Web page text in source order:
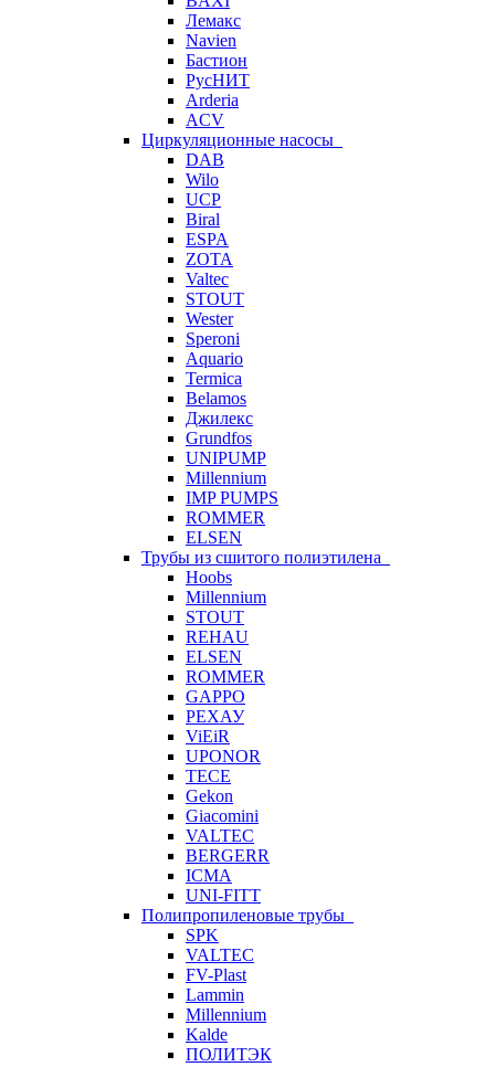
Лемакс
Navien
Бастион
РусНИТ
Arderia
ACV
Циркуляционные насосы
DAB
Wilo
UCP
Biral
ESPA
ZOTA
Valtec
STOUT
Wester
Speroni
Aquario
Termica
Belamos
Джилекс
Grundfos
UNIPUMP
Millennium
IMP PUMPS
ROMMER
ELSEN
Трубы из сшитого полиэтилена
Hoobs
Millennium
STOUT
REHAU
ELSEN
ROMMER
GAPPO
РЕХАУ
ViEiR
UPONOR
TECE
Gekon
Giacomini
VALTEC
BERGERR
ICMA
UNI-FITT
Полипропиленовые трубы
SPK
VALTEC
FV-Plast
Lammin
Millennium
Kalde
ПОЛИТЭК